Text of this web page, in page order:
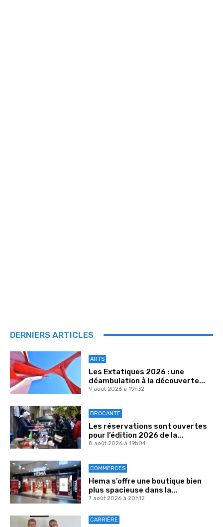
DERNIERS ARTICLES
ARTS
Les Extatiques 2026 : une
déambulation à la découverte...
9 août 2026 à 19h32
BROCANTE
Les réservations sont ouvertes
pour l’édition 2026 de la...
8 août 2026 à 19h04
COMMERCES
Hema s’offre une boutique bien
plus spacieuse dans la...
7 août 2026 à 20h12
CARRIÈRE